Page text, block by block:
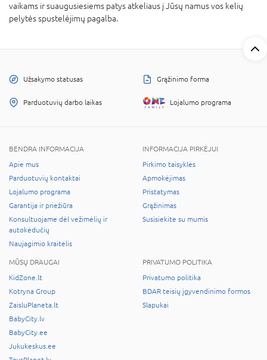
vaikams ir suaugusiesiems patys atkeliaus į Jūsų namus vos kelių
pelytės spustelėjimų pagalba.
Užsakymo statusas Grąžinimo forma
Parduotuvių darbo laikas Lojalumo programa
BENDRA INFORMACIJA
Apie mus
Parduotuvių kontaktai
Lojalumo programa
Garantija ir priežiūra
Konsultuojame dėl vežimėlių ir
autokėdučių
Naujagimio kraitelis
INFORMACIJA PIRKĖJUI
Pirkimo taisyklės
Apmokėjimas
Pristatymas
Grąžinimas
Susisiekite su mumis
MŪSŲ DRAUGAI
KidZone.lt
Kotryna Group
ZaisluPlaneta.lt
BabyCity.lv
BabyCity.ee
Jukukeskus.ee
PRIVATUMO POLITIKA
Privatumo politika
BDAR teisių įgyvendinimo formos
Slapukai